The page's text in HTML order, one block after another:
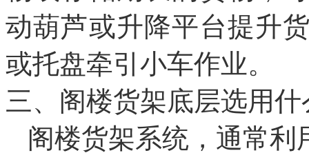
动葫芦或升降平台提升
或托盘牵引小车作业。
三、阁楼货架底层选用
阁楼货架系统，通常